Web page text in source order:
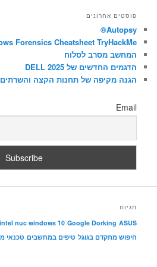
ופוסטים אחרונים
Autopsy®
Forensics Cheatsheet TryHackMe
המחשב מסרב לסלוח
הדגמים החדשים של DELL 2025
הגנה מקיפה של תחנות הקצה והשרתים
Email
תגיות
ASUS
Google Dorking
intel nuc windows 10
חיפוש מתקדם בגוגל טיפים במחשבים טכנאי